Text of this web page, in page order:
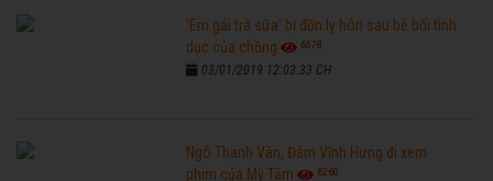
'Em gái trà sữa' bị đồn ly hôn sau bê bối tình
dục của chồng
6578
03/01/2019 12:03:33 CH
Ngô Thanh Vân, Đàm Vĩnh Hưng đi xem
phim của Mỹ Tâm
6260